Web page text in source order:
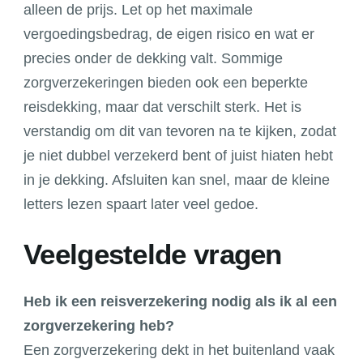
alleen de prijs. Let op het maximale
vergoedingsbedrag, de eigen risico en wat er
precies onder de dekking valt. Sommige
zorgverzekeringen bieden ook een beperkte
reisdekking, maar dat verschilt sterk. Het is
verstandig om dit van tevoren na te kijken, zodat
je niet dubbel verzekerd bent of juist hiaten hebt
in je dekking. Afsluiten kan snel, maar de kleine
letters lezen spaart later veel gedoe.
Veelgestelde vragen
Heb ik een reisverzekering nodig als ik al een
zorgverzekering heb?
Een zorgverzekering dekt in het buitenland vaak